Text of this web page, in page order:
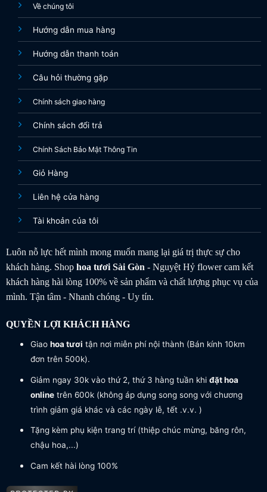
Về chúng tôi
Hướng dẫn mua hàng
Hướng dẫn thanh toán
Câu hỏi thường gặp
Chính sách giao hàng
Chính sách đổi trả
Chính Sách Bảo Mật Thông Tin
Giỏ Hàng
Liên hệ cửa hàng
Tài khoản của tôi
Luôn nỗ lực hết mình mong muốn mang lại giá trị thực sự cho
khách hàng. Shop hoa tươiSài Gòn- Nguyệt Hỷ flower cam kết
khách hàng hài lòng 100% về sản phẩm và chất lượng phục vụ của
mình. Tận tâm - Nhanh chóng - Uy tín.
QUYỀN LỢI KHÁCH HÀNG
Giao hoa tươi tận nơi miễn phí nội thành (Bán kính 10km
đơn trên 500k).
Giảm ngay 30k vào thứ 2, thứ 3 hàng tuần khi đặt hoa
onlinetrên 600k (không áp dụng song song với chương
trình giảm giá khác và các ngày lễ, tết .v.v. )
Tặng kèm phụ kiện trang trí (thiệp chúc mừng, băng rôn,
chậu hoa,...)
Cam kết hài lòng 100%